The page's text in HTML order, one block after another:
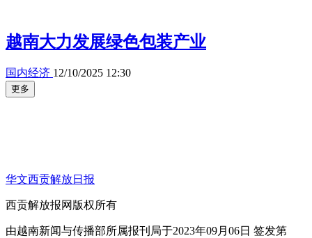
越南大力发展绿色包装产业
国内经济 12/10/2025 12:30
更多
华文西贡解放日报
西贡解放报网版权所有
由越南新闻与传播部所属报刊局于2023年09月06日 签发第